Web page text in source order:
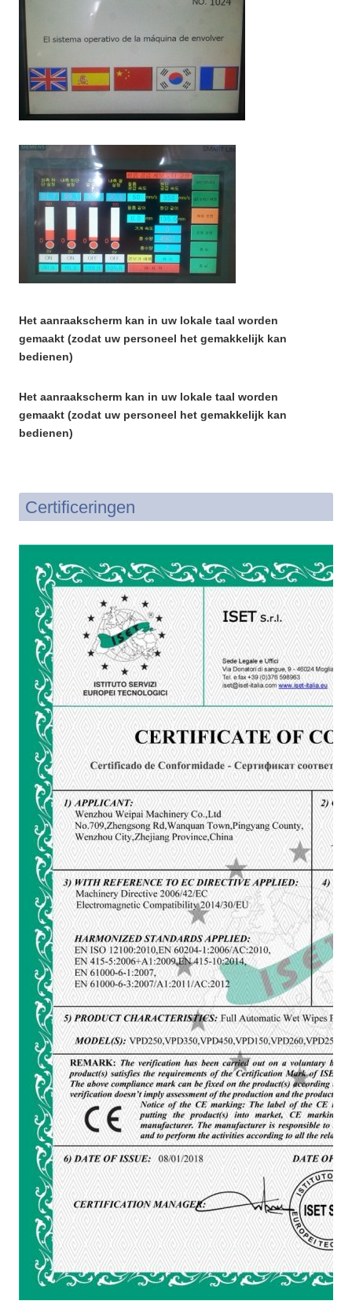
Het aanraakscherm kan in uw lokale taal worden
gemaakt (zodat uw personeel het gemakkelijk kan
bedienen)
Het aanraakscherm kan in uw lokale taal worden
gemaakt (zodat uw personeel het gemakkelijk kan
bedienen)
Certificeringen